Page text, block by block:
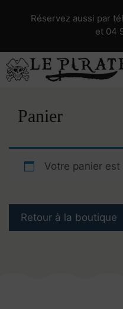
Réservez aussi par
et 04
Panier
Votre panier
Retour à la boutique